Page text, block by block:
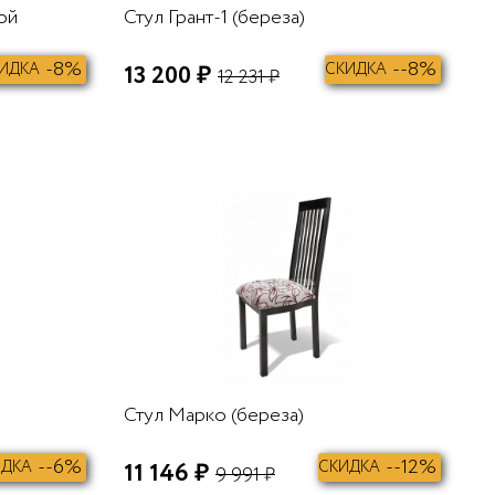
-8%
Стул Грант-1 (береза)
13 200 ₽ 12 231 ₽ СКИДКА --8%
--6%
Стул Марко (береза)
11 146 ₽ 9 991 ₽ СКИДКА --12%